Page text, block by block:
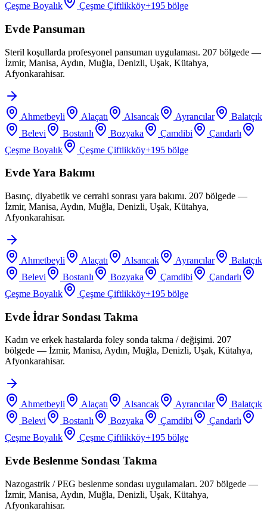
Çeşme Boyalık
Çeşme Çiftlikköy+195 bölge
Evde Pansuman
Steril koşullarda profesyonel pansuman uygulaması. 207 bölgede —
İzmir, Manisa, Aydın, Muğla, Denizli, Uşak, Kütahya,
Afyonkarahisar.
Ahmetbeyli Alaçatı Alsancak Ayrancılar
Balatçık
Belevi
Bostanlı Bozyaka Çamdibi
Çandarlı
Çeşme Boyalık
Çeşme Çiftlikköy+195 bölge
Evde Yara Bakımı
Basınç, diyabetik ve cerrahi sonrası yara bakımı. 207 bölgede —
İzmir, Manisa, Aydın, Muğla, Denizli, Uşak, Kütahya,
Afyonkarahisar.
Ahmetbeyli Alaçatı Alsancak Ayrancılar
Balatçık
Belevi
Bostanlı Bozyaka Çamdibi
Çandarlı
Çeşme Boyalık
Çeşme Çiftlikköy+195 bölge
Evde İdrar Sondası Takma
Kadın ve erkek hastalarda foley sonda takma / değişimi. 207
bölgede — İzmir, Manisa, Aydın, Muğla, Denizli, Uşak, Kütahya,
Afyonkarahisar.
Ahmetbeyli Alaçatı Alsancak Ayrancılar
Balatçık
Belevi
Bostanlı Bozyaka Çamdibi
Çandarlı
Çeşme Boyalık
Çeşme Çiftlikköy+195 bölge
Evde Beslenme Sondası Takma
Nazogastrik / PEG beslenme sondası uygulamaları. 207 bölgede —
İzmir, Manisa, Aydın, Muğla, Denizli, Uşak, Kütahya,
Afyonkarahisar.